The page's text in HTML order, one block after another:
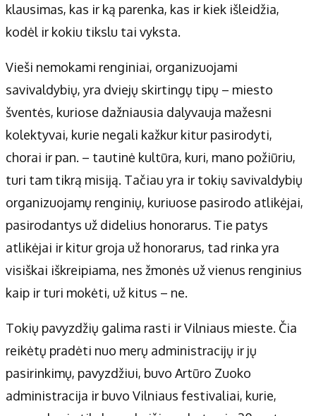
klausimas, kas ir ką parenka, kas ir kiek išleidžia,
kodėl ir kokiu tikslu tai vyksta.
Vieši nemokami renginiai, organizuojami
savivaldybių, yra dviejų skirtingų tipų – miesto
šventės, kuriose dažniausia dalyvauja mažesni
kolektyvai, kurie negali kažkur kitur pasirodyti,
chorai ir pan. – tautinė kultūra, kuri, mano požiūriu,
turi tam tikrą misiją. Tačiau yra ir tokių savivaldybių
organizuojamų renginių, kuriuose pasirodo atlikėjai,
pasirodantys už didelius honorarus. Tie patys
atlikėjai ir kitur groja už honorarus, tad rinka yra
visiškai iškreipiama, nes žmonės už vienus renginius
kaip ir turi mokėti, už kitus – ne.
Tokių pavyzdžių galima rasti ir Vilniaus mieste. Čia
reikėtų pradėti nuo merų administracijų ir jų
pasirinkimų, pavyzdžiui, buvo Artūro Zuoko
administracija ir buvo Vilniaus festivaliai, kurie,